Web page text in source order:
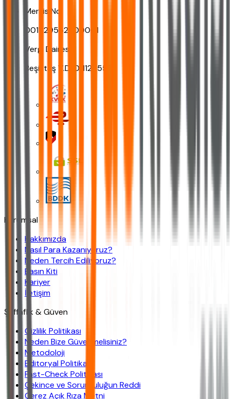
Mersis No
0011129552900001
Vergi Dairesi
Beşiktaş V.D. 0111295529
Kurumsal
Hakkımızda
Nasıl Para Kazanıyoruz?
Neden Tercih Ediliyoruz?
Basın Kiti
Kariyer
İletişim
Şeffaflık & Güven
Gizlilik Politikası
Neden Bize Güvenmelisiniz?
Metodoloji
Editoryal Politika
Fast-Check Politikası
Çekince ve Sorumluluğun Reddi
Çerez Açık Rıza Metni